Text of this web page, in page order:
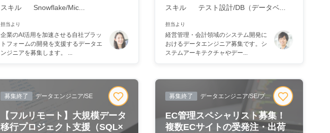
スキル
Snowflake/Mic...
担当より
企業のAI活用を加速させる自社プラッ
トフォームの開発を支援するデータエ
ンジニアを募集します。 ...
スキル
テスト設計/DB（データベ...
担当より
経営管理・会計領域のシステム開発に
おけるデータエンジニア募集です。シ
ステムアーキテクチャやデー...
募集終了 データエンジニア/SE
【フルリモート】大規模データ
移行プロジェクト支援（SQL×
募集終了 データエンジニア/SE/プ...
EC管理スペシャリスト募集！
複数ECサイトの受発注・出荷